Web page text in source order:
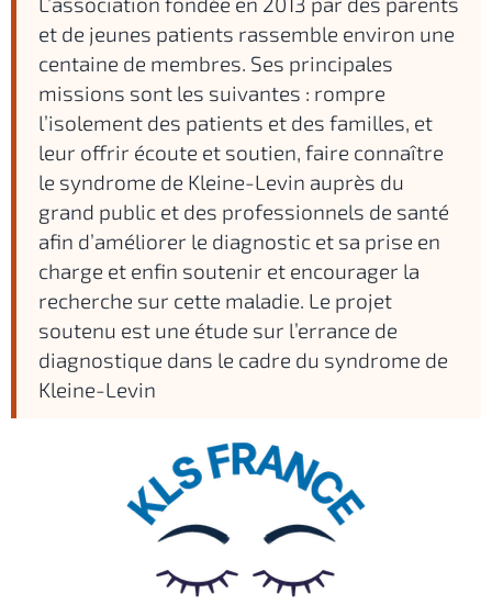
et de jeunes patients rassemble environ une
centaine de membres. Ses principales
missions sont les suivantes : rompre
l’isolement des patients et des familles, et
leur offrir écoute et soutien, faire connaître
le syndrome de Kleine-Levin auprès du
grand public et des professionnels de santé
afin d’améliorer le diagnostic et sa prise en
charge et enfin soutenir et encourager la
recherche sur cette maladie. Le projet
soutenu est une étude sur l’errance de
diagnostique dans le cadre du syndrome de
Kleine-Levin